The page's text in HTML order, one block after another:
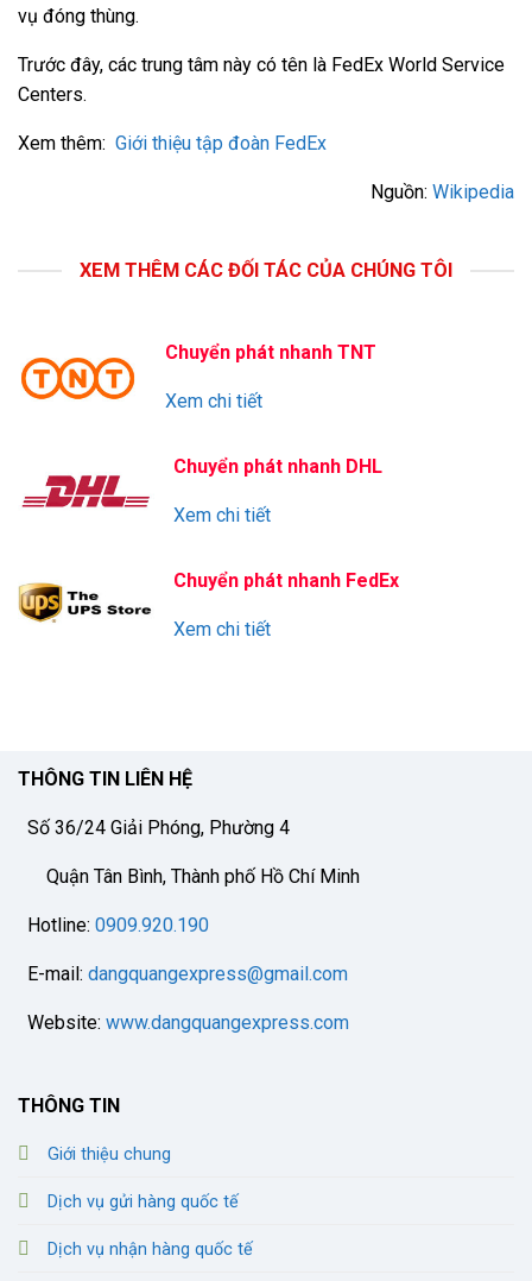
vụ đóng thùng.
Trước đây, các trung tâm này có tên là FedEx World Service
Centers.
Xem thêm: Giới thiệu tập đoàn FedEx
Nguồn: Wikipedia
XEM THÊM CÁC ĐỐI TÁC CỦA CHÚNG TÔI
Chuyển phát nhanh TNT
Xem chi tiết
Chuyển phát nhanh DHL
Xem chi tiết
Chuyển phát nhanh FedEx
Xem chi tiết
THÔNG TIN LIÊN HỆ
Số 36/24 Giải Phóng, Phường 4
Quận Tân Bình, Thành phố Hồ Chí Minh
Hotline: 0909.920.190
E-mail: dangquangexpress@gmail.com
Website: www.dangquangexpress.com
THÔNG TIN
Giới thiệu chung
Dịch vụ gửi hàng quốc tế
Dịch vụ nhận hàng quốc tế